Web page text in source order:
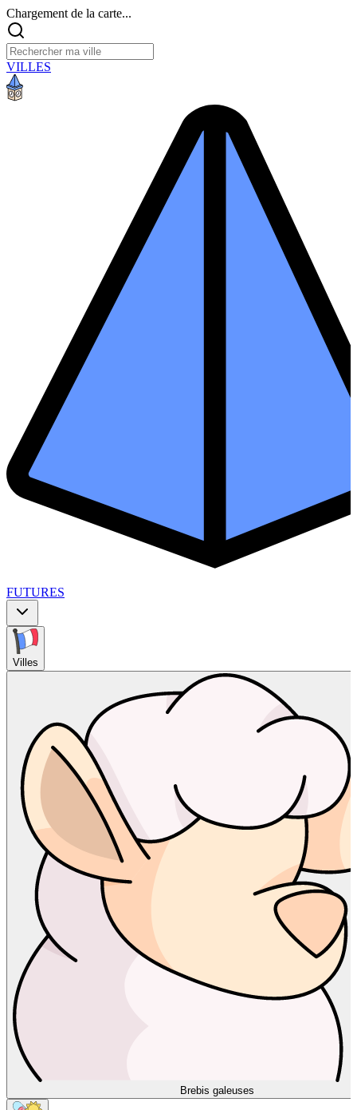
Chargement de la carte...
VILLES
FUTURES
Villes
Brebis galeuses